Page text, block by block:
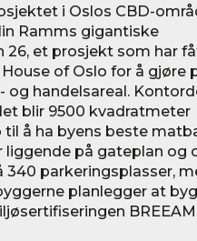
i Oslos CBD-
Ramms gigantiske
26, et prosjekt som har
of Oslo for å gjøre
handelsareal.
blir 9500 kvadratmeter
til å ha byens beste
på gateplan og
340 parkeringsplasser,
planlegger at
BREEAM